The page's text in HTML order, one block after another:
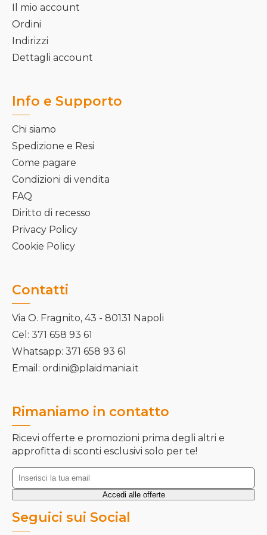
Il mio account
Ordini
Indirizzi
Dettagli account
Info e Supporto
Chi siamo
Spedizione e Resi
Come pagare
Condizioni di vendita
FAQ
Diritto di recesso
Privacy Policy
Cookie Policy
Contatti
Via O. Fragnito, 43 - 80131 Napoli
Cel: 371 658 93 61
Whatsapp: 371 658 93 61
Email: ordini@plaidmania.it
Rimaniamo in contatto
Ricevi offerte e promozioni prima degli altri e
approfitta di sconti esclusivi solo per te!
Seguici sui Social